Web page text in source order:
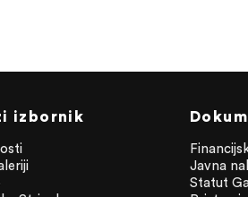
izbornik
Javna
Statut